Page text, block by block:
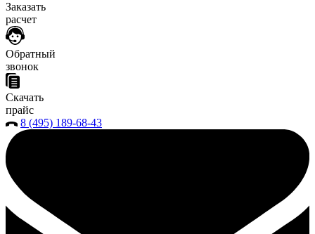
Заказать
расчет
Обратный
звонок
Скачать
прайс
8 (495) 189-68-43